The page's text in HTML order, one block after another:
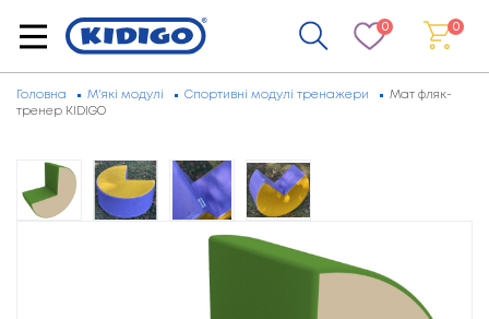
0 0
Головна М'які модулі Спортивні модулі тренажери
Мат фляк-
тренер KIDIGO